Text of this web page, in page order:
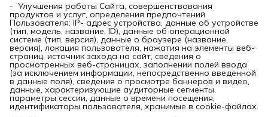
- Улучшения работы Сайта, совершенствования
продуктов и услуг, определения предпочтений
Пользователя: IP- адрес устройства, данные об устройстве
(тип, модель, название, ID), данные об операционной
системе (тип, версия), данные о браузере (название,
версия), локация пользователя, нажатия на элементы веб-
страниц, источник захода на сайт, сведения о
просмотренных веб-страницах, заполнении полей ввода
(за исключением информации, непосредственно введенной
в данные поля), сведения о просмотре баннеров и видео,
данные, характеризующие аудиторные сегменты,
параметры сессии, данные о времени посещения,
идентификаторы пользователя, хранимые в cookie-файлах.